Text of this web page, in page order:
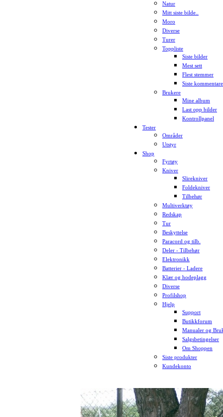
Natur
Mitt siste bilde..
Moro
Diverse
Turer
Toppliste
Siste bilder
Mest sett
Flest stemmer
Siste
Brukere
Mine album
Last opp bilder
Kontrollpanel
Tester
Områder
Utstyr
Shop
Fyrtøy
Kniver
Slirekniver
Foldekniver
Tilbehør
Multiverktøy
Redskap
Tur
Beskyttelse
Paracord og tilb.
Deler - Tilbehør
Elektronikk
Batterier - Ladere
Klær og hodeplagg
Diverse
Profilshop
Hjelp
Support
Butikkforum
Manualer og
Salgsbetingelser
Om Shoppen
Siste produkter
Kundekonto